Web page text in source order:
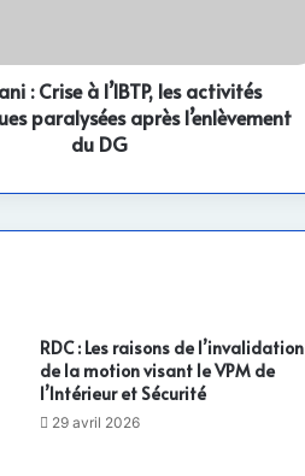
: Crise à l’IBTP, les activités
paralysées après l’enlèvement
du DG
RDC : Les raisons de l’invalidation
de la motion visant le VPM de
l’Intérieur et Sécurité
29 avril 2026